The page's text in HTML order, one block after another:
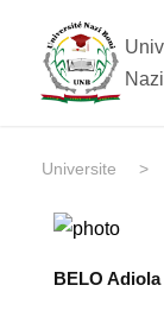
Universite >
BELO Adiola